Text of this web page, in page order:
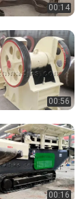
00:14
00:56
00:16